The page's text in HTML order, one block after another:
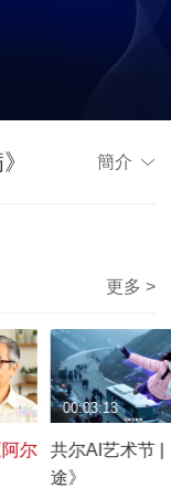
簡介
更多 >
尔
共尔AI艺术节 |
途》
00:03:13